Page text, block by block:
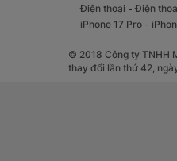
Điện thoại -Điện
iPhone 17 Pro -
© 2018 Công ty TNHH
thay đổi lần thứ 42,